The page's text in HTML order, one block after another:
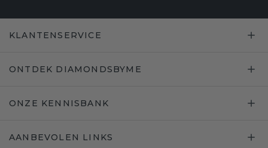
KLANTENSERVICE
ONTDEK DIAMONDSBYME
ONZE KENNISBANK
AANBEVOLEN LINKS